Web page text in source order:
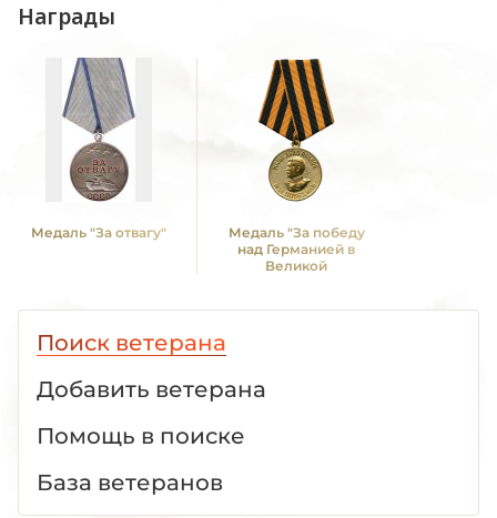
Награды
Медаль "За отвагу"
Медаль "За победу
над Германией в
Великой
Поиск ветерана
Добавить ветерана
Помощь в поиске
База ветеранов